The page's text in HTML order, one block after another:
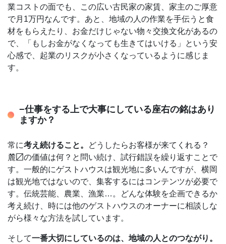
業コストの面でも、この広い古民家の家賃、家主のご厚意
で月1万円なんです。あと、地域の人の作業を手伝うと食
材をもらえたり、お金だけじゃない物々交換文化があるの
で、「もしお金がなくなっても生きてはいける」という安
心感で、起業のリスクが小さくなっているように感じま
す。
−仕事をする上で大事にしている座右の銘はあり
ますか？
常に考え続けること。
どうしたらお客様が来てくれる？
麓〼の価値は何？と問い続け、試行錯誤を繰り返すことで
す。一般的にゲストハウスは観光地に多いんですが、横岡
は観光地ではないので、集客するにはコンテンツが必要で
す。伝統芸能、農業、漁業…。どんな体験を企画できるか
考え続け、時には他のゲストハウスのオーナーに相談しな
がら様々な方法を試しています。
そして一番大切にしているのは、地域の人とのつながり。